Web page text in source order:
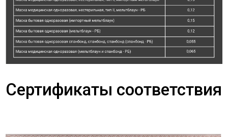
Сертификаты соответствия